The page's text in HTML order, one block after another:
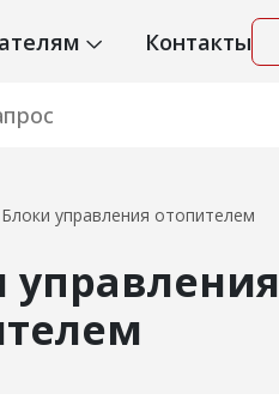
Контакты
Блоки управления отопителем
управления